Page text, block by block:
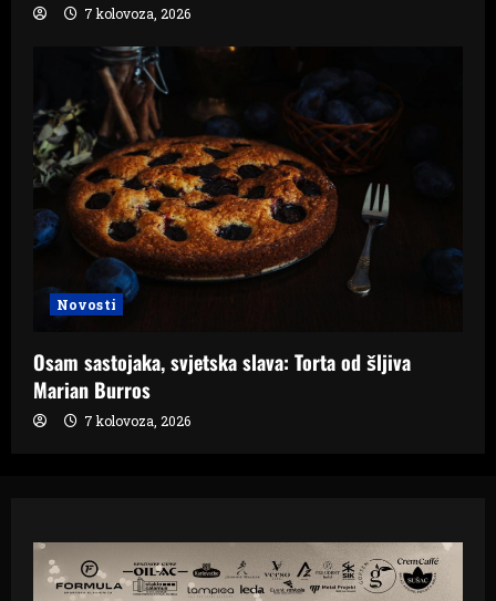
7 kolovoza, 2026
Novosti
Osam sastojaka, svjetska slava: Torta od šljiva
Marian Burros
7 kolovoza, 2026